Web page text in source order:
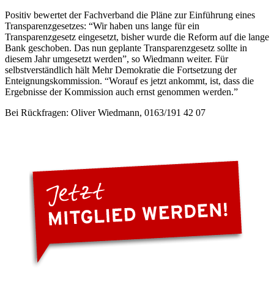
Positiv bewertet der Fachverband die Pläne zur Einführung eines
Transparenzgesetzes: “Wir haben uns lange für ein
Transparenzgesetz eingesetzt, bisher wurde die Reform auf die lange
Bank geschoben. Das nun geplante Transparenzgesetz sollte in
diesem Jahr umgesetzt werden”, so Wiedmann weiter. Für
selbstverständlich hält Mehr Demokratie die Fortsetzung der
Enteignungskommission. “Worauf es jetzt ankommt, ist, dass die
Ergebnisse der Kommission auch ernst genommen werden.”
Bei Rückfragen: Oliver Wiedmann, 0163/191 42 07